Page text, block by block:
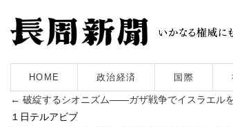
HOME 政治経済 国際
← 破綻するシオニズム――ガザ戦争でイスラエル
１日テルアビブ